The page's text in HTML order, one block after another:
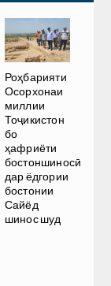
Роҳбарияти
Осорхонаи
миллии
Тоҷикистон
бо
ҳафриёти
бостоншиносӣ
дар ёдгории
бостонии
Сайёд
шинос шуд